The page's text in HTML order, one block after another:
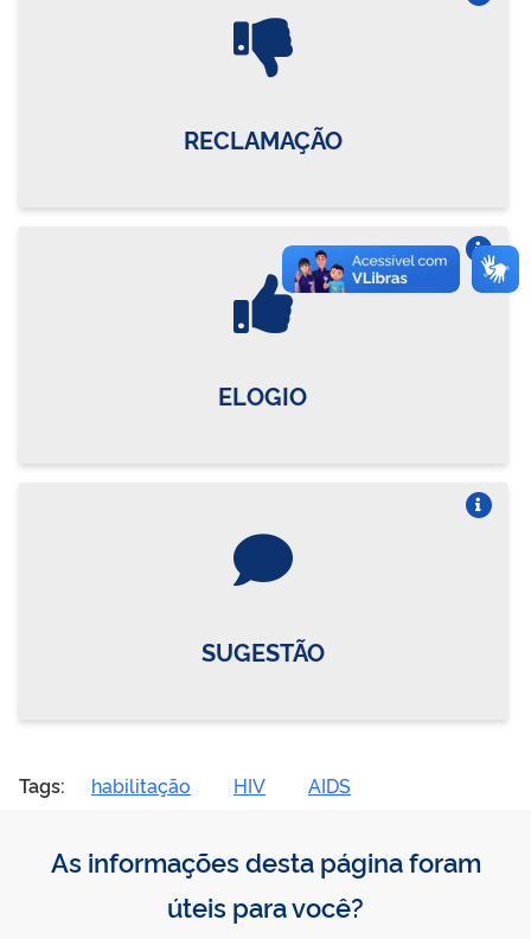
RECLAMAÇÃO
ELOGIO
Vire o card
SUGESTÃO
Tags: habilitação HIV AIDS
As informações desta página foram
úteis para você?